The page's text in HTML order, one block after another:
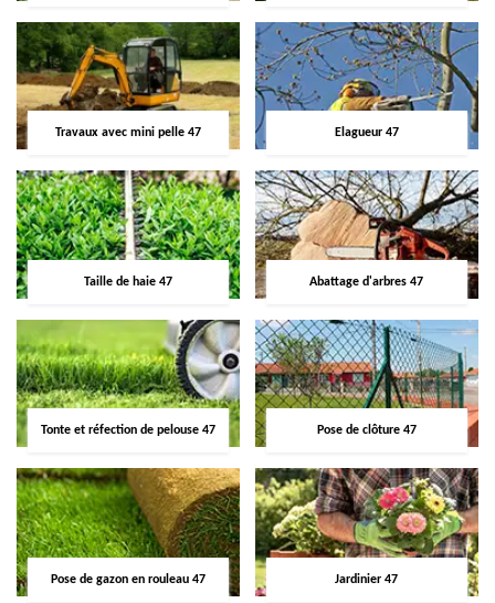
Travaux avec mini pelle 47 Elagueur 47
Taille de haie 47 Abattage d'arbres 47
Tonte et réfection de pelouse 47 Pose de clôture 47
Pose de gazon en rouleau 47 Jardinier 47